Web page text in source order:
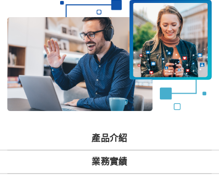
產品介紹
業務實績